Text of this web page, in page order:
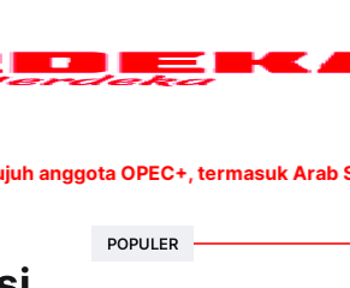
OPEC+, termasuk Arab
POPULER